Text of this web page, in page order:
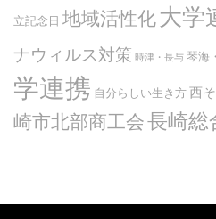
立記念日 地域活性化 大学
ナウィルス対策 時津・長与 琴海
学連携 自分らしい生き方 西
崎市北部商工会長崎総